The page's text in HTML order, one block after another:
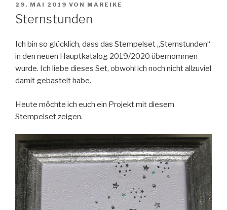
VERÖFFENTLICHT
AM
29. MAI 2019 VON MAREIKE
Sternstunden
Ich bin so glücklich, dass das Stempelset „Sternstunden“
in den neuen Hauptkatalog 2019/2020 übernommen
wurde. Ich liebe dieses Set, obwohl ich noch nicht allzuviel
damit gebastelt habe.
Heute möchte ich euch ein Projekt mit diesem
Stempelset zeigen.